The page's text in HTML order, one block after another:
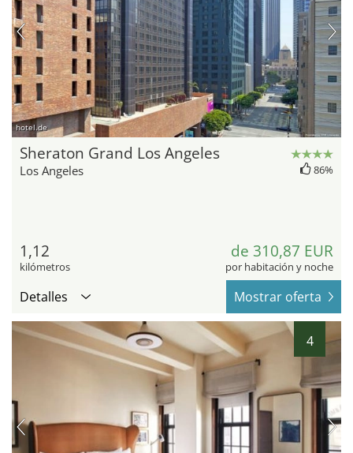
hotel.de
Sheraton Grand Los Angeles
Los Angeles 86%
1,12
kilómetros
de 310,87 EUR
por habitación y noche
Detalles Mostrar oferta
4